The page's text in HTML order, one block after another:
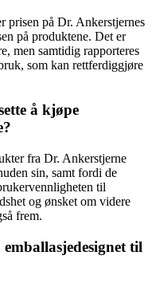
prisen på Dr. Ankerstjernes
på produktene. Det er
men samtidig rapporteres
som kan rettferdiggjøre
å kjøpe
fra Dr. Ankerstjerne
sin, samt fordi de
til
og ønsket om videre
frem.
til